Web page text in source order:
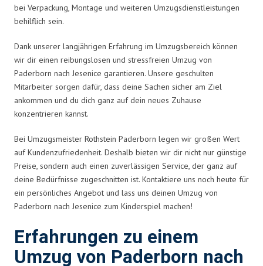
bei Verpackung, Montage und weiteren Umzugsdienstleistungen
behilflich sein.
Dank unserer langjährigen Erfahrung im Umzugsbereich können
wir dir einen reibungslosen und stressfreien Umzug von
Paderborn nach Jesenice garantieren. Unsere geschulten
Mitarbeiter sorgen dafür, dass deine Sachen sicher am Ziel
ankommen und du dich ganz auf dein neues Zuhause
konzentrieren kannst.
Bei Umzugsmeister Rothstein Paderborn legen wir großen Wert
auf Kundenzufriedenheit. Deshalb bieten wir dir nicht nur günstige
Preise, sondern auch einen zuverlässigen Service, der ganz auf
deine Bedürfnisse zugeschnitten ist. Kontaktiere uns noch heute für
ein persönliches Angebot und lass uns deinen Umzug von
Paderborn nach Jesenice zum Kinderspiel machen!
Erfahrungen zu einem
Umzug von Paderborn nach